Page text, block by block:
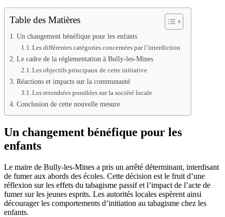
Table des Matières
Un changement bénéfique pour les enfants
Les différentes catégories concernées par l’interdiction
Le cadre de la réglementation à Bully-les-Mines
Les objectifs principaux de cette initiative
Réactions et impacts sur la communauté
Les retombées possibles sur la société locale
Conclusion de cette nouvelle mesure
Un changement bénéfique pour les
enfants
Le maire de Bully-les-Mines a pris un arrêté déterminant, interdisant
de fumer aux abords des écoles. Cette décision est le fruit d’une
réflexion sur les effets du tabagisme passif et l’impact de l’acte de
fumer sur les jeunes esprits. Les autorités locales espèrent ainsi
décourager les comportements d’initiation au tabagisme chez les
enfants.